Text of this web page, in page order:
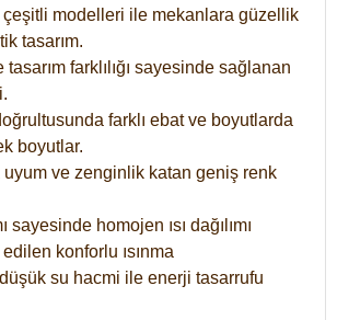
çeşitli modelleri ile mekanlara güzellik
tasarım.
farklılığı sayesinde sağlanan
farklı ebat ve boyutlarda
boyutlar.
uyum ve zenginlik katan geniş renk
sayesinde homojen ısı dağılımı
konforlu ısınma
su hacmi ile enerji tasarrufu